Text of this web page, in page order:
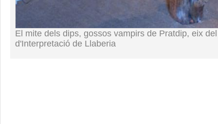
El mite dels dips, gossos vampirs de Pratdip, eix
d'Interpretació de Llaberia